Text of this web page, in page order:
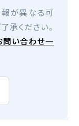
が異なる可
承ください。
問い合わせ一